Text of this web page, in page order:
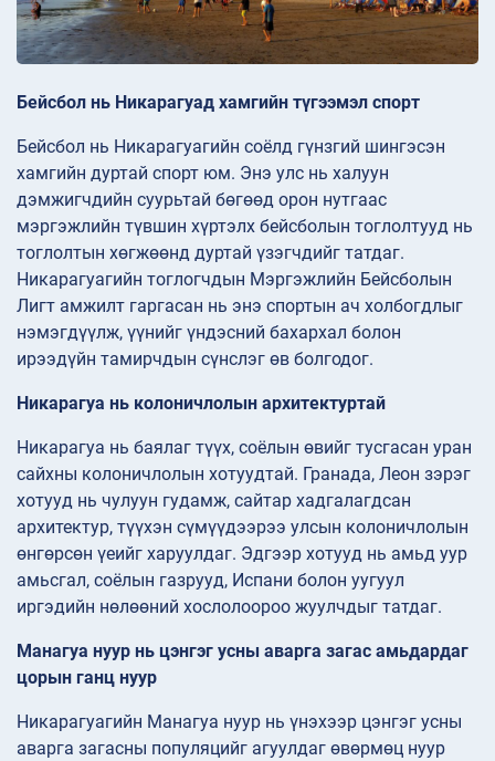
Бейсбол нь Никарагуад хамгийн түгээмэл спорт
Бейсбол нь Никарагуагийн соёлд гүнзгий шингэсэн
хамгийн дуртай спорт юм. Энэ улс нь халуун
дэмжигчдийн суурьтай бөгөөд орон нутгаас
мэргэжлийн түвшин хүртэлх бейсболын тоглолтууд нь
тоглолтын хөгжөөнд дуртай үзэгчдийг татдаг.
Никарагуагийн тоглогчдын Мэргэжлийн Бейсболын
Лигт амжилт гаргасан нь энэ спортын ач холбогдлыг
нэмэгдүүлж, үүнийг үндэсний бахархал болон
ирээдүйн тамирчдын сүнслэг өв болгодог.
Никарагуа нь колоничлолын архитектуртай
Никарагуа нь баялаг түүх, соёлын өвийг тусгасан уран
сайхны колоничлолын хотуудтай. Гранада, Леон зэрэг
хотууд нь чулуун гудамж, сайтар хадгалагдсан
архитектур, түүхэн сүмүүдээрээ улсын колоничлолын
өнгөрсөн үеийг харуулдаг. Эдгээр хотууд нь амьд уур
амьсгал, соёлын газрууд, Испани болон уугуул
иргэдийн нөлөөний хослолоороо жуулчдыг татдаг.
Манагуа нуур нь цэнгэг усны аварга загас амьдардаг
цорын ганц нуур
Никарагуагийн Манагуа нуур нь үнэхээр цэнгэг усны
аварга загасны популяцийг агуулдаг өвөрмөц нуур